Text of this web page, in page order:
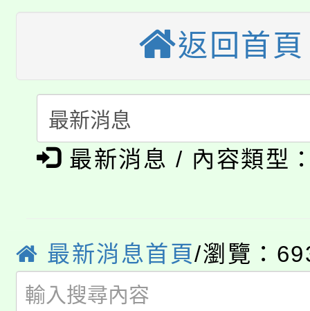
視費優惠，中低收入戶
半價優惠，詳情可洽有
者。
大園自造教育及科技中
份教師增能研習
大溪自造教育及科技
份教師研習
淨零綠生活教案入校路
會
115年食農教育專業人
程
「本色祭」8/29、30在
局官網。
8月14至27日，桃園電
開!
115年桃園市運動會8/
返回首頁
最新消息 / 內容類型
最新消息首頁/瀏覽：